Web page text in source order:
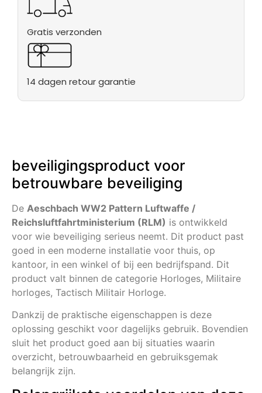
Gratis verzonden
14 dagen retour garantie
beveiligingsproduct voor
betrouwbare beveiliging
De Aeschbach WW2 Pattern Luftwaffe /
Reichsluftfahrtministerium (RLM) is ontwikkeld
voor wie beveiliging serieus neemt. Dit product past
goed in een moderne installatie voor thuis, op
kantoor, in een winkel of bij een bedrijfspand. Dit
product valt binnen de categorie Horloges, Militaire
horloges, Tactisch Militair Horloge.
Dankzij de praktische eigenschappen is deze
oplossing geschikt voor dagelijks gebruik. Bovendien
sluit het product goed aan bij situaties waarin
overzicht, betrouwbaarheid en gebruiksgemak
belangrijk zijn.